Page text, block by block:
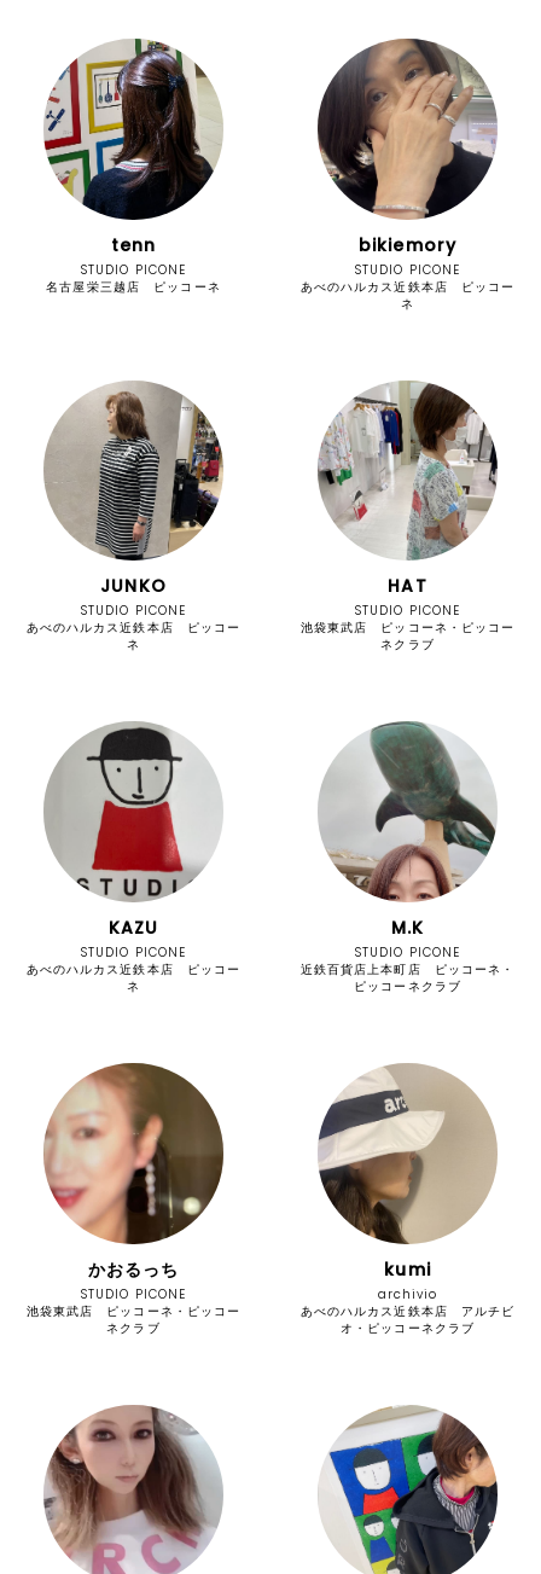
tenn
STUDIO PICONE
名古屋栄三越店 ピッコーネ
bikiemory
STUDIO PICONE
あべのハルカス近鉄本店 ピッコー
ネ
JUNKO
STUDIO PICONE
あべのハルカス近鉄本店 ピッコー
ネ
HAT
STUDIO PICONE
池袋東武店 ピッコーネ・ピッコー
ネクラブ
KAZU
STUDIO PICONE
あべのハルカス近鉄本店 ピッコー
ネ
M.K
STUDIO PICONE
近鉄百貨店上本町店 ピッコーネ・
ピッコーネクラブ
かおるっち
STUDIO PICONE
池袋東武店 ピッコーネ・ピッコー
ネクラブ
kumi
archivio
あべのハルカス近鉄本店 アルチビ
オ・ピッコーネクラブ